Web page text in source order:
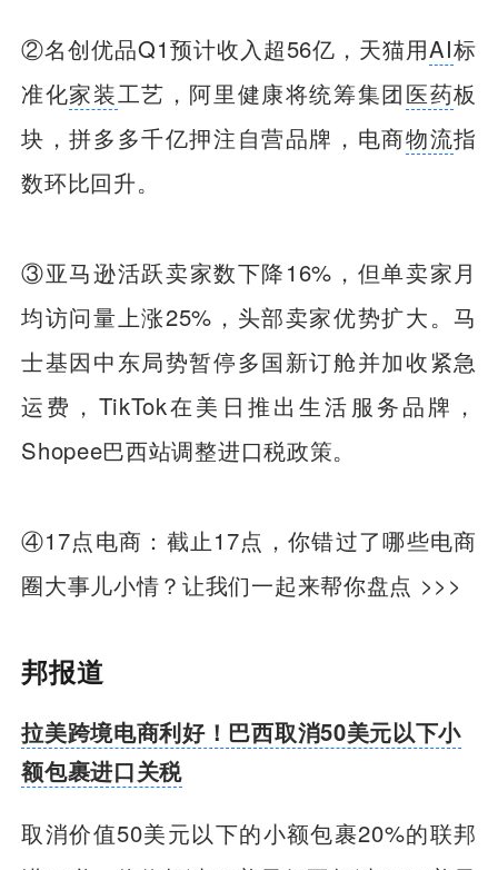
②名创优品Q1预计收入超56亿，天猫用AI标
准化家装工艺，阿里健康将统筹集团医药板
块，拼多多千亿押注自营品牌，电商物流指
数环比回升。
③亚马逊活跃卖家数下降16%，但单卖家月
均访问量上涨25%，头部卖家优势扩大。马
士基因中东局势暂停多国新订舱并加收紧急
运费，TikTok在美日推出生活服务品牌，
Shopee巴西站调整进口税政策。
④17点电商：截止17点，你错过了哪些电商
圈大事儿小情？让我们一起来帮你盘点 >>>
邦报道
拉美跨境电商利好！巴西取消50美元以下小
额包裹进口关税
取消价值50美元以下的小额包裹20%的联邦